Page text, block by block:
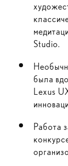
Studio.
была
Lexus
Работа